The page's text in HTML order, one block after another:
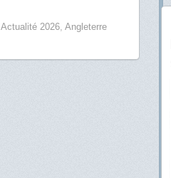
Actualité 2026 Angleterre